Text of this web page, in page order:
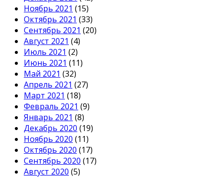
Ноябрь 2021 (15)
Октябрь 2021 (33)
Сентябрь 2021 (20)
Август 2021 (4)
Июль 2021 (2)
Июнь 2021 (11)
Май 2021 (32)
Апрель 2021 (27)
Март 2021 (18)
Февраль 2021 (9)
Январь 2021 (8)
Декабрь 2020 (19)
Ноябрь 2020 (11)
Октябрь 2020 (17)
Сентябрь 2020 (17)
Август 2020 (5)